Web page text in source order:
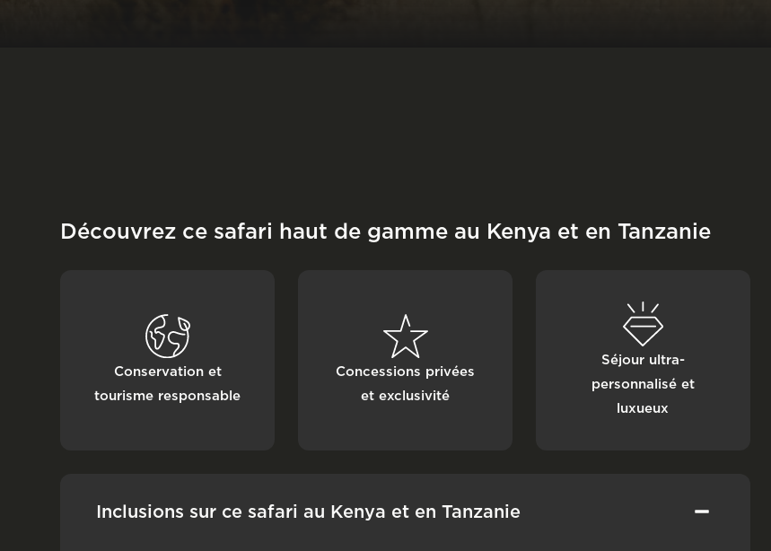
Découvrez ce safari haut de gamme au Kenya et en Tanzanie
Conservation et
tourisme responsable
Concessions privées
et exclusivité
Séjour ultra-
personnalisé et
luxueux
Inclusions sur ce safari au Kenya et en Tanzanie